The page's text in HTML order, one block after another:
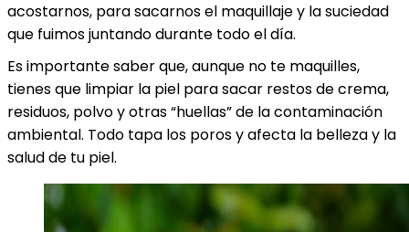
acostarnos, para sacarnos el maquillaje y la suciedad
que fuimos juntando durante todo el día.
Es importante saber que, aunque no te maquilles,
tienes que limpiar la piel para sacar restos de crema,
residuos, polvo y otras “huellas” de la contaminación
ambiental. Todo tapa los poros y afecta la belleza y la
salud de tu piel.